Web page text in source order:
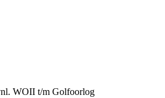
WOII t/m Golfoorlog